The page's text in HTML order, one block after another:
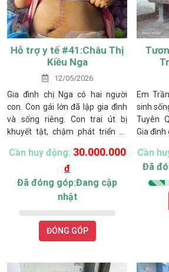
Hỗ trợ y tế #41:Châu Thị
Kiều Nga
12/05/2026
Gia đình chị Nga có hai người
con. Con gái lớn đã lập gia đình
và sống riêng. Con trai út bị
khuyết tật, chậm phát triển trí
vào chị Nga chăm sóc. Trước
đây, chị Nga ở nhà vừa chăm
con, vừa buôn bán quán nước
nhỏ ven quốc lộ và chăn nuôi gà
làm thuê nhưng công việc không
Cần huy động: 30.000.000
đ
Đã đóng góp:Đang cập
nhật
ĐÓNG GÓP
Em
sinh
Tuyên
Gia đình
là anh
1994),
(sinh
nhỏ
Cần
Đã